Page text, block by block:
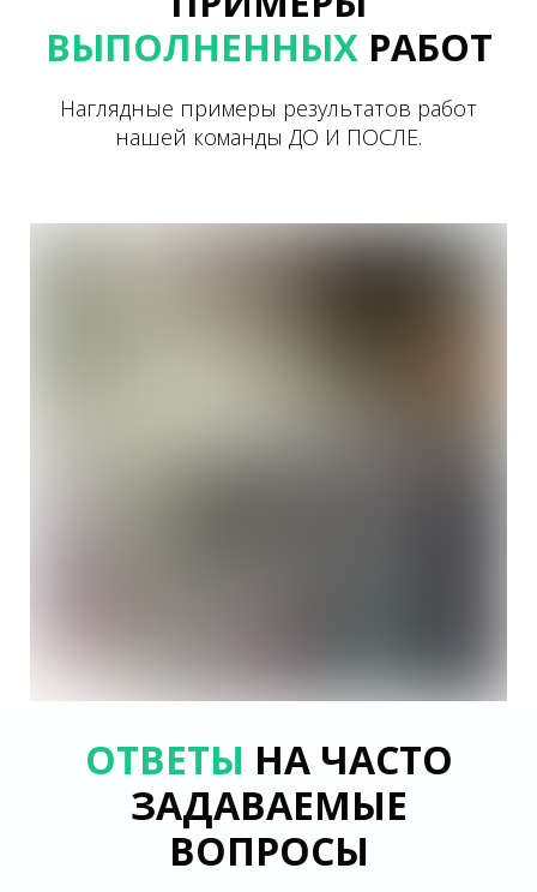
ВЫПОЛНЕННЫХ РАБОТ
Наглядные примеры результатов работ
нашей команды ДО И ПОСЛЕ.
ОТВЕТЫ НА ЧАСТО
ЗАДАВАЕМЫЕ
ВОПРОСЫ